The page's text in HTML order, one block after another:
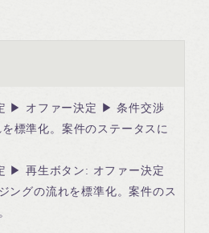
▶ オファー決定 ▶ 条件交渉
標準化。案件のステータスに
▶ 再生ボタン: オファー決定
グの流れを標準化。案件のス